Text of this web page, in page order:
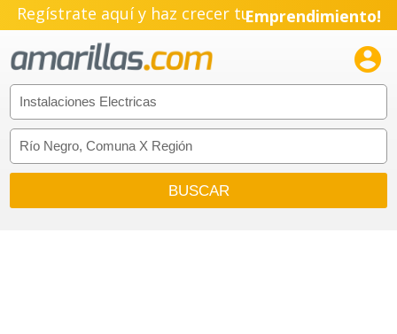
Regístrate aquí y haz crecer tuEmprendimiento!
